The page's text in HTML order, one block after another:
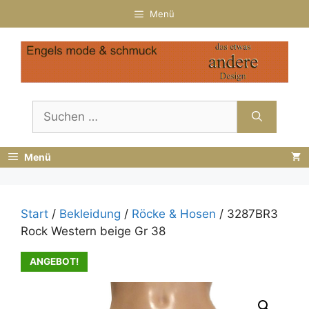
Inhalt
springen
Menü
nach:
Menü
Start / Bekleidung / Röcke & Hosen / 3287BR3
Rock Western beige Gr 38
ANGEBOT!